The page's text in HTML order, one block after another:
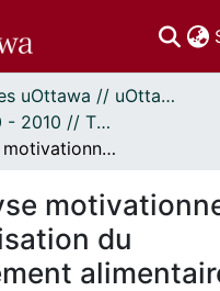
Thèses uOttawa // uOttawa Theses
Thèses, 1910 - 2010 // Theses, 1910 - 2010
Une analyse motivationnelle de la régularisation du comportement alimentaire.
du